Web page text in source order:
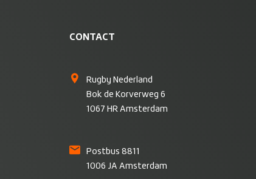
CONTACT
Rugby Nederland
Bok de Korverweg 6
1067 HR Amsterdam
Postbus 8811
1006 JA Amsterdam